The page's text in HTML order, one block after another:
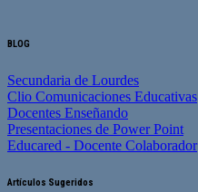
BLOG
Secundaria de Lourdes
Clio Comunicaciones Educativas
Docentes Enseñando
Presentaciones de Power Point
Educared - Docente Colaborador
Artículos Sugeridos